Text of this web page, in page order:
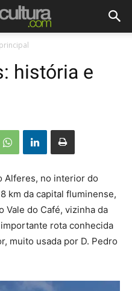
história e
Alferes, no interior do
km da capital fluminense,
Vale do Café, vizinha da
rota conhecida
muito usada por D. Pedro